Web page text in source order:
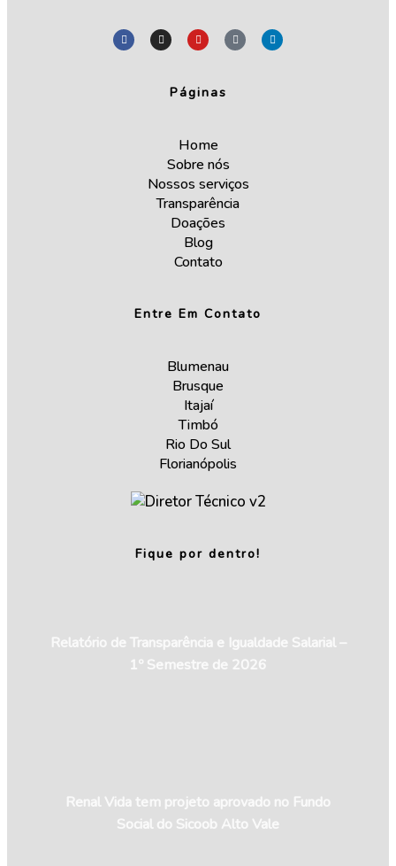
F
a
c
I
n
s
Y
o
u
b
e
T
i
k
L
i
n
Páginas
Home
Sobre nós
Nossos serviços
Transparência
Doações
Blog
Contato
Entre Em Contato
Blumenau
Brusque
Itajaí
Timbó
Rio Do Sul
Florianópolis
Fique por dentro!
Relatório de Transparência e Igualdade Salarial –
1º Semestre de 2026
Renal Vida tem projeto aprovado no Fundo
Social do Sicoob Alto Vale